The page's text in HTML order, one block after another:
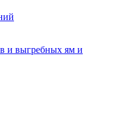
и выгребных ям и